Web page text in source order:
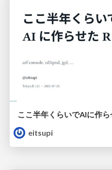
ここ半年くらいでAIに作
eitsupi